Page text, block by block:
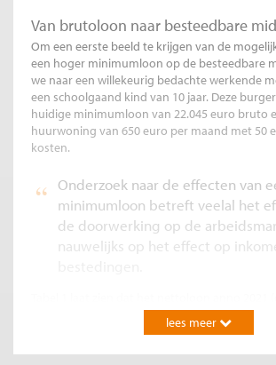
Van brutoloon naar besteedbare
Om een eerste beeld te krijgen van de
een hoger minimumloon op de besteedbare
we naar een willekeurig bedachte werkende
een schoolgaand kind van 10 jaar. Deze
huidige minimumloon van 22.045 euro bruto
huurwoning van 650 euro per maand met 50
kosten.
Onderzoek naar de effecten van
minimumloon betreft veelal het
de doorwerking op de
nauwelijks op het effect op
uitkomt op 20.493 euro, 1.552 euro gaat naar
burger ontvangt in totaal aan toeslagen voor
lees meer